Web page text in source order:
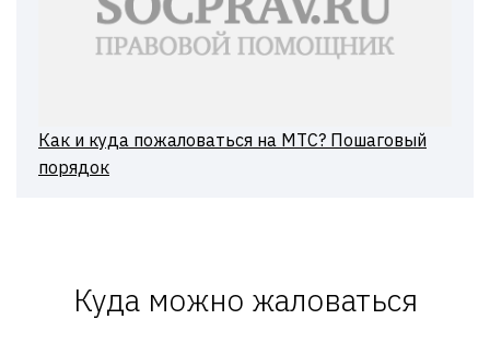
Как и куда пожаловаться на МТС? Пошаговый
порядок
Куда можно жаловаться